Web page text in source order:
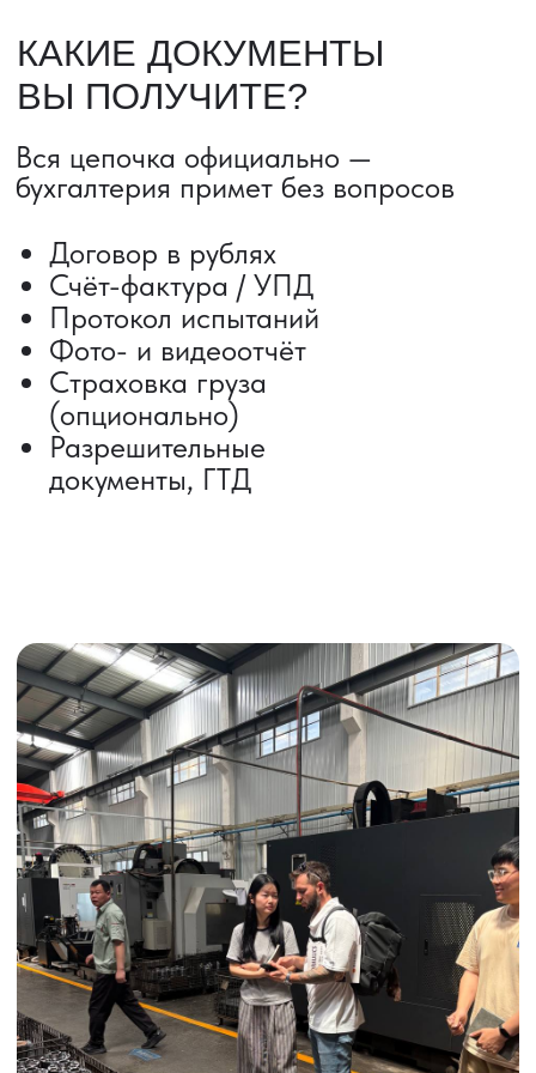
ВЫКУП ТОВАРОВ ИЗ КИТАЯ
Выкуп от 1 000 000 ₽
Выкуп с Alibaba
ИНДИВИДУАЛЬНЫЕ УСЛУГИ
Выгодные условия
Сертификация грузов
Консолидация грузов
Сопровождение грузов
Таможенное оформление
Страхование груза
Временное хранение
Организация производства
Проверка качества товара
Оплата и переговоры
с поставщиком
Инспекция поставщика
Получить консультацию
Сроки от 5 дней
Авиадоставка
Сборный груз
Железнодорожные перевозки
Автогрузоперевозки
Контейнерные перевозки
Доставка образцов
Получить консультацию